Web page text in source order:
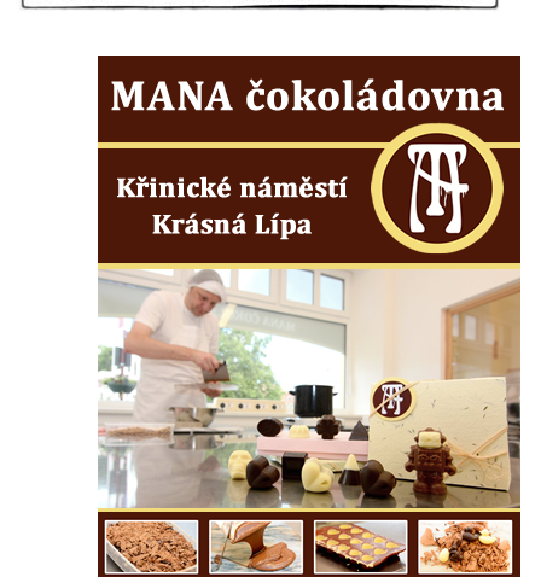
Kříž u koryta náhonu na Chřibské Kamenici
Kříž poblíž Ovčího mostu u Tisové
Kunraticích u Šluknova
Kříž na zahradě u domu ev. č. 11 v
Kunraticích u Šluknova
Kříž naproti domu čp. 34 v Kunraticích u
Šluknova
Kříž u polní cesty mezi Šluknovem a
Knížecím
Školní kříž u polní cesty nad Lipovou ulicí v
Rychnově u Jablonce nad Nisou
Boží muka Anděl strážce v Kostelní ulici v
Rychnově u Jablonce nad Nisou
Centrální kříž bývalého hřbitova u kostela
svatého Václava v Rychnově u Jablonce